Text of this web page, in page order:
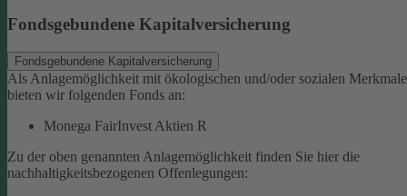
Fondsgebundene Kapitalversicherung
Fondsgebundene Kapitalversicherung
Als Anlagemöglichkeit mit ökologischen und/oder sozialen
bieten wir folgenden Fonds an:
Monega FairInvest Aktien R
Zu der oben genannten Anlagemöglichkeit finden Sie hier die
nachhaltigkeitsbezogenen Offenlegungen: